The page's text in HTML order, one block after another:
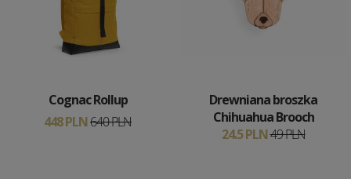
Cognac Rollup
448 PLN640 PLN
Drewniana broszka
Chihuahua Brooch
24.5 PLN49 PLN